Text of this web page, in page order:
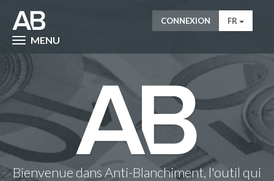
MENU
CONNEXION FR
Bienvenue dans Anti-Blanchiment, l'outil qui